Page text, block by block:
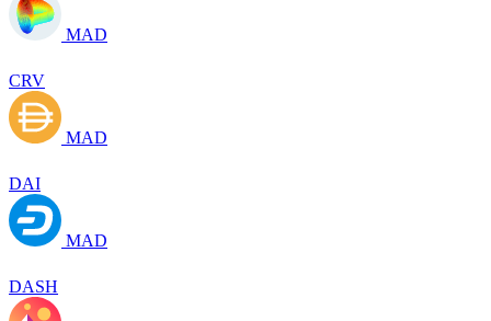
MAD
CRV
MAD
DAI
MAD
DASH